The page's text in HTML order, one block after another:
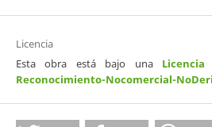
Licencia
Esta obra está bajo una
Reconocimiento-Nocomercial-